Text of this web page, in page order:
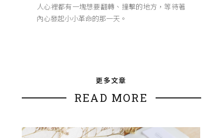
人心裡都有一塊想要翻轉、撞擊的地方，等待著
內心發起小小革命的那一天。
更多文章
READ MORE